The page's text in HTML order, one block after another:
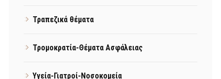
Τραπεζικά θέματα
Τρομοκρατία-Θέματα Ασφάλειας
Υγεία-Γιατροί-Νοσοκομεία